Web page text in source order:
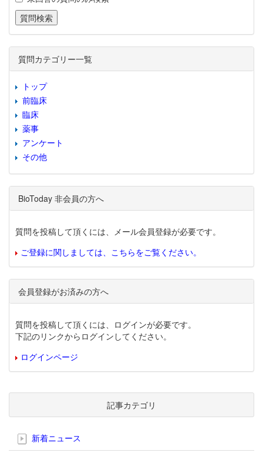
質問カテゴリー一覧
トップ
前臨床
臨床
薬事
アンケート
その他
BioToday 非会員の方へ
質問を投稿して頂くには、メール会員登録が必要です。
ご登録に関しましては、こちらをご覧ください。
会員登録がお済みの方へ
質問を投稿して頂くには、ログインが必要です。
下記のリンクからログインしてください。
ログインページ
記事カテゴリ
新着ニュース